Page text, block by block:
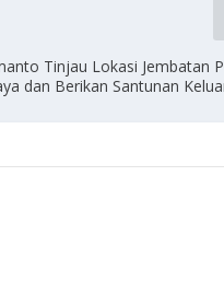
Tinjau Lokasi Jembatan
dan Berikan Santunan